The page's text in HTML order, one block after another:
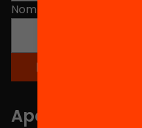
Nombre
Apartados